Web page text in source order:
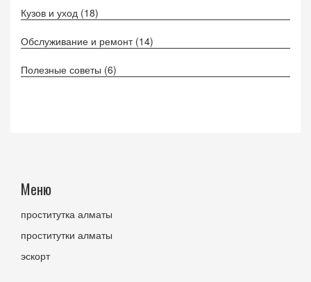
Кузов и уход (18)
Обслуживание и ремонт (14)
Полезные советы (6)
Меню
проститутка алматы
проститутки алматы
эскорт